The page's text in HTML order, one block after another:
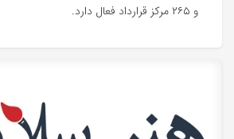
و ۲۶۵ مرکز قرارداد فعال دارد.